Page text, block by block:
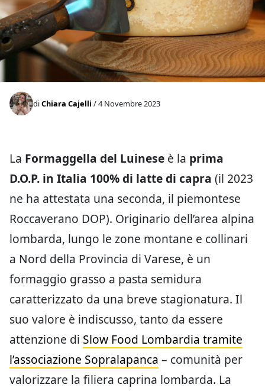
diChiara Cajelli / 4 Novembre 2023
La Formaggella del Luinese è la prima
D.O.P. in Italia 100% di latte di capra (il 2023
ne ha attestata una seconda, il piemontese
Roccaverano DOP). Originario dell’area alpina
lombarda, lungo le zone montane e collinari
a Nord della Provincia di Varese, è un
formaggio grasso a pasta semidura
caratterizzato da una breve stagionatura. Il
suo valore è indiscusso, tanto da essere
attenzione di Slow Food Lombardia tramite
l’associazione Sopralapanca – comunità per
valorizzare la filiera caprina lombarda. La